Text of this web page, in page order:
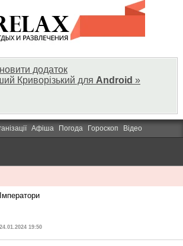
додаток
Криворізький для Android »
Афіша Погода Гороскоп Відео
Імператори
24.01.2024 19:50